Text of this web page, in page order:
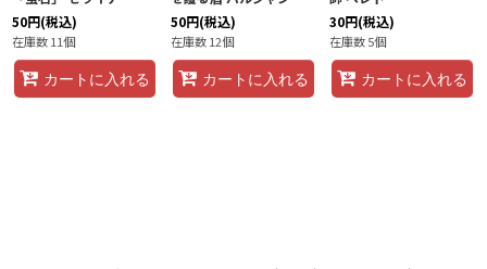
50円(税込)
在庫数 11個
カートに入れる
50円(税込)
在庫数 12個
カートに入れる
30円(税込)
在庫数 5個
カートに入れる